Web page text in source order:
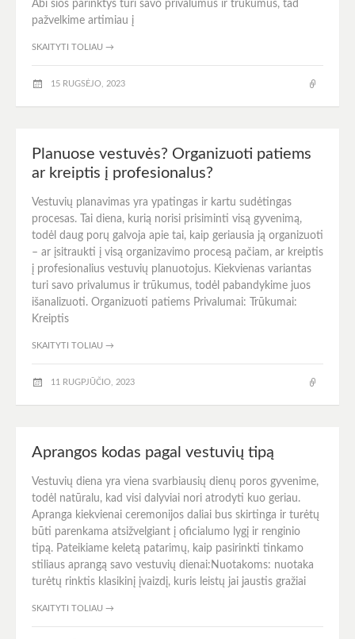
Abi šios parinktys turi savo privalumus ir trūkumus, tad
pažvelkime artimiau į
SKAITYTI TOLIAU →
15 RUGSĖJO, 2023
Planuose vestuvės? Organizuoti patiems
ar kreiptis į profesionalus?
Vestuvių planavimas yra ypatingas ir kartu sudėtingas
procesas. Tai diena, kurią norisi prisiminti visą gyvenimą,
todėl daug porų galvoja apie tai, kaip geriausia ją organizuoti
– ar įsitraukti į visą organizavimo procesą pačiam, ar kreiptis
į profesionalius vestuvių planuotojus. Kiekvienas variantas
turi savo privalumus ir trūkumus, todėl pabandykime juos
išanalizuoti. Organizuoti patiems Privalumai: Trūkumai:
Kreiptis
SKAITYTI TOLIAU →
11 RUGPJŪČIO, 2023
Aprangos kodas pagal vestuvių tipą
Vestuvių diena yra viena svarbiausių dienų poros gyvenime,
todėl natūralu, kad visi dalyviai nori atrodyti kuo geriau.
Apranga kiekvienai ceremonijos daliai bus skirtinga ir turėtų
būti parenkama atsižvelgiant į oficialumo lygį ir renginio
tipą. Pateikiame keletą patarimų, kaip pasirinkti tinkamo
stiliaus aprangą savo vestuvių dienai:Nuotakoms: nuotaka
turėtų rinktis klasikinį įvaizdį, kuris leistų jai jaustis gražiai
SKAITYTI TOLIAU →